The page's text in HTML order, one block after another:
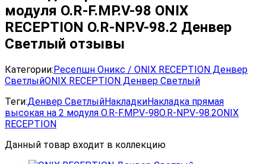
модуля О.R-F.MP.V-98 ONIX
RECEPTION О.R-NP.V-98.2 Денвер
Светлый отзывы
Категории:Ресепшн Оникс / ONIX RECEPTION Денвер
СветлыйONIX RECEPTION Денвер Светлый
Теги:Денвер СветлыйНакладкиНакладка прямая
высокая на 2 модуля О.R-F.MP.V-98О.R-NP.V-98.2ONIX
RECEPTION
Данный товар входит в коллекцию